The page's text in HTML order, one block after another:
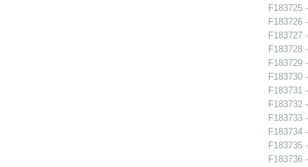
F183725
F183726
F183727
F183728
F183729
F183730
F183731
F183732
F183733
F183734
F183735
F183736